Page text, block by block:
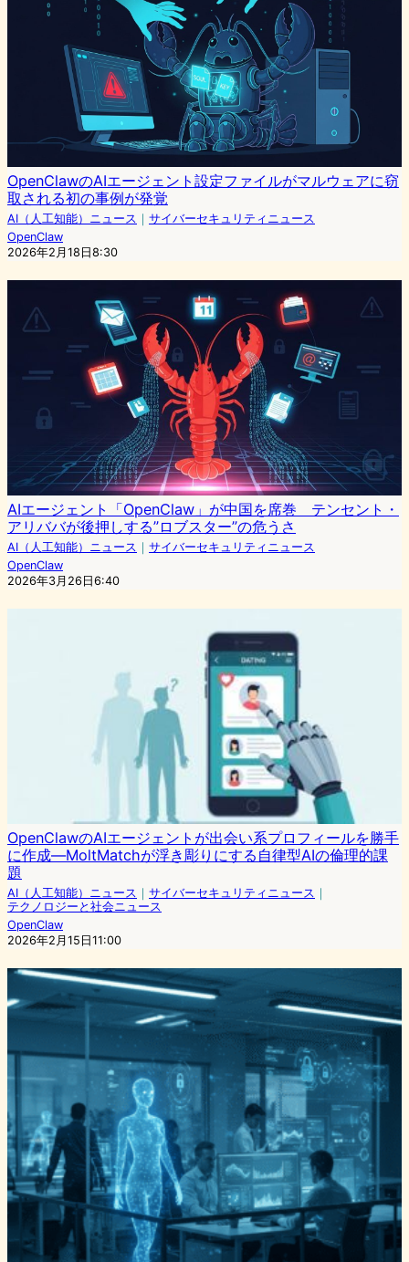
OpenClawのAIエージェント設定ファイルがマルウェアに窃
取される初の事例が発覚
AI（人工知能）ニュース ｜ サイバーセキュリティニュース
OpenClaw
2026年2月18日8:30
AIエージェント「OpenClaw」が中国を席巻 テンセント・
アリババが後押しする”ロブスター”の危うさ
AI（人工知能）ニュース ｜ サイバーセキュリティニュース
OpenClaw
2026年3月26日6:40
OpenClawのAIエージェントが出会い系プロフィールを勝手
に作成―MoltMatchが浮き彫りにする自律型AIの倫理的課
題
AI（人工知能）ニュース ｜ サイバーセキュリティニュース ｜
テクノロジーと社会ニュース
OpenClaw
2026年2月15日11:00